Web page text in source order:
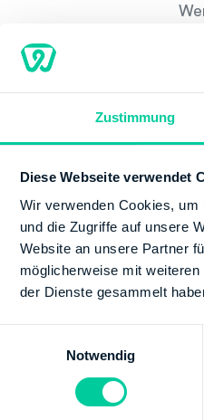
Zustimmung
Diese Webseite verwendet
Wir verwenden Cookies,
und die Zugriffe auf unsere
Website an unsere Partner
möglicherweise mit
der Dienste gesammelt
Notwendig